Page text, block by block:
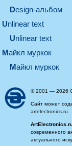
design-альбом
unlinear text
Unlinear text
майкл муркок
майкл муркок
© 2001 — 2026
Сайт может
artelectronics.ru.
современного
актуального